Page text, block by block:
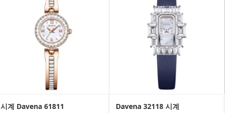
시계 Davena 61811 Davena 32118 시계